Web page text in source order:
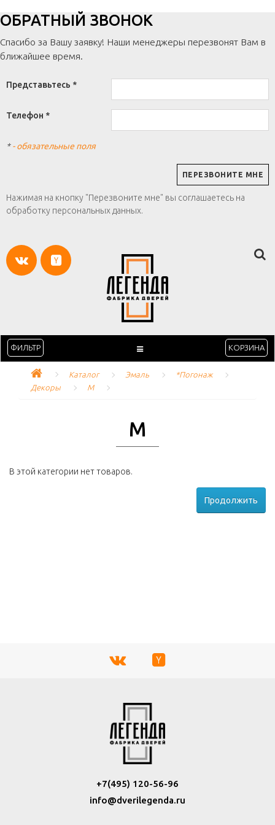
ОБРАТНЫЙ ЗВОНОК
Спасибо за Вашу заявку! Наши менеджеры перезвонят Вам в
ближайшее время.
Представьтесь *
Телефон *
*- обязательные поля
Нажимая на кнопку "Перезвоните мне" вы соглашаетесь на
обработку персональных данных.
ФИЛЬТР КОРЗИНА
Каталог Эмаль
*Погонаж
Декоры
M
M
В этой категории нет товаров.
Продолжить
+7(495) 120-56-96
info@dverilegenda.ru